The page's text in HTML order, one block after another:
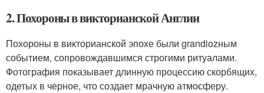
2. Похороны в викторианской Англии
Похороны в викторианской эпохе были grandiozным
событием, сопровождавшимся строгими ритуалами.
Фотография показывает длинную процессию скорбящих,
одетых в черное, что создает мрачную атмосферу.